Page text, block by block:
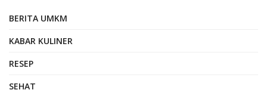
BERITA UMKM
KABAR KULINER
RESEP
SEHAT